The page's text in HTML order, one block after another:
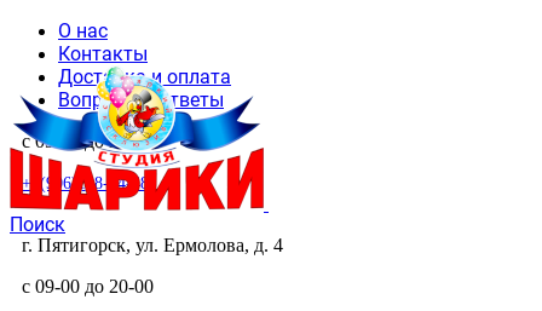
О нас
Контакты
Доставка и оплата
Вопросы и ответы
с 09-00 до 20-00
+7(906)468-44-48
Поиск
г. Пятигорск, ул. Ермолова, д. 4
с 09-00 до 20-00